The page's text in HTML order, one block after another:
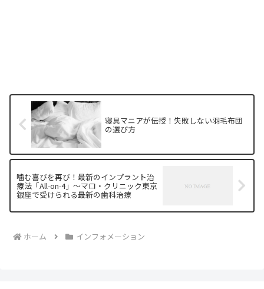
寝具マニアが伝授！失敗しない羽毛布団
の選び方
噛む喜びを再び！最新のインプラント治
療法「All-on-4」～マロ・クリニック東京
銀座で受けられる最新の歯科治療
ホーム インフォメーション